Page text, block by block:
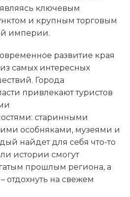
ключевым
и крупным торговым
империи.
развитие края
самых интересных
Города
привлекают туристов
старинными
особняками, музеями и
найдет для себя что-то
истории смогут
прошлым региона, а
на свежем